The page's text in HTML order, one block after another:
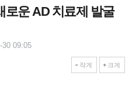
로운 AD 치료제 발굴
30 09:05
작게 크게